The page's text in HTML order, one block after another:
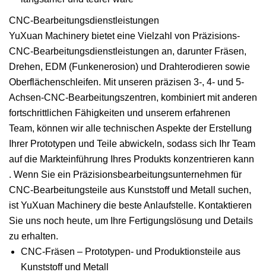
CNC-Bearbeitungsdienstleistungen
YuXuan Machinery bietet eine Vielzahl von Präzisions-
CNC-Bearbeitungsdienstleistungen an, darunter Fräsen,
Drehen, EDM (Funkenerosion) und Drahterodieren sowie
Oberflächenschleifen. Mit unseren präzisen 3-, 4- und 5-
Achsen-CNC-Bearbeitungszentren, kombiniert mit anderen
fortschrittlichen Fähigkeiten und unserem erfahrenen
Team, können wir alle technischen Aspekte der Erstellung
Ihrer Prototypen und Teile abwickeln, sodass sich Ihr Team
auf die Markteinführung Ihres Produkts konzentrieren kann
. Wenn Sie ein Präzisionsbearbeitungsunternehmen für
CNC-Bearbeitungsteile aus Kunststoff und Metall suchen,
ist YuXuan Machinery die beste Anlaufstelle. Kontaktieren
Sie uns noch heute, um Ihre Fertigungslösung und Details
zu erhalten.
CNC-Fräsen – Prototypen- und Produktionsteile aus
Kunststoff und Metall